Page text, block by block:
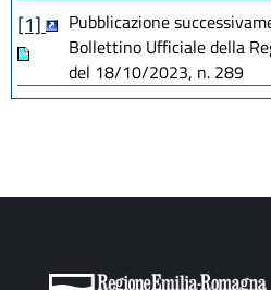
[1]
Pubblicazione
Bollettino Ufficiale della
del 18/10/2023, n. 289